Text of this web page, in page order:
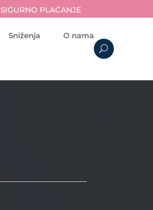
SIGURNO PLAĆANJE
Sniženja O nama